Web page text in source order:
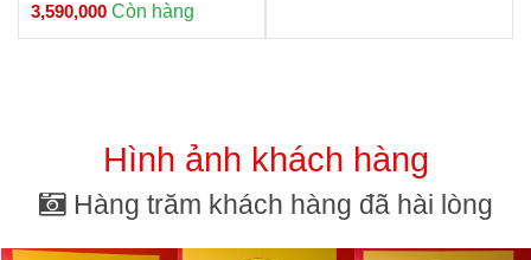
3,590,000 Còn hàng
Hình ảnh khách hàng
Hàng trăm khách hàng đã hài lòng